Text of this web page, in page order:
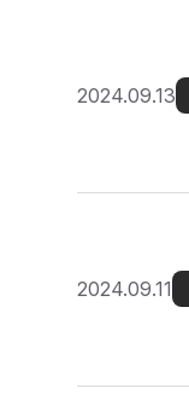
2024.09.13
2024.09.11